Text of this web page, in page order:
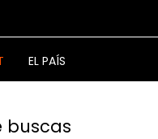
EL PAÍS
buscas